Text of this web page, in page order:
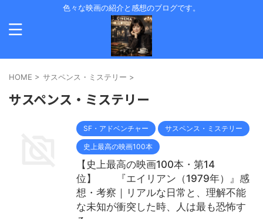
色々な映画の紹介と感想のブログです。
HOME > サスペンス・ミステリー >
サスペンス・ミステリー
SF・アドベンチャー サスペンス・ミステリー
史上最高の映画100本
【史上最高の映画100本・第14
位】 『エイリアン（1979年）』感
想・考察｜リアルな日常と、理解不能
な未知が衝突した時、人は最も恐怖す